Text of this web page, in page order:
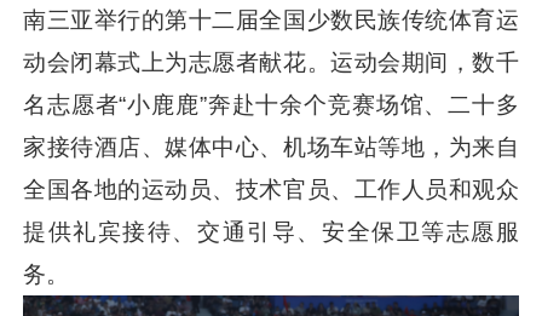
南三亚举行的第十二届全国少数民族传统体育运
动会闭幕式上为志愿者献花。运动会期间，数千
名志愿者“小鹿鹿”奔赴十余个竞赛场馆、二十多
家接待酒店、媒体中心、机场车站等地，为来自
全国各地的运动员、技术官员、工作人员和观众
提供礼宾接待、交通引导、安全保卫等志愿服
务。